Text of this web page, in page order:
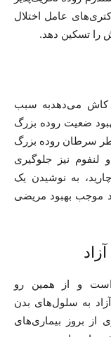
عامل اختلال
را تسکین دهد.
کاش می‌دهدبه سبب
ضعیت روده بزرگ
سرطان روده بزرگ
لنفوم نیز جلوگیری
به نوشیدن یک
موجب بهبود مریضی
است و از همین رو
به سلول‌های بدن
بروز بیماری‌های